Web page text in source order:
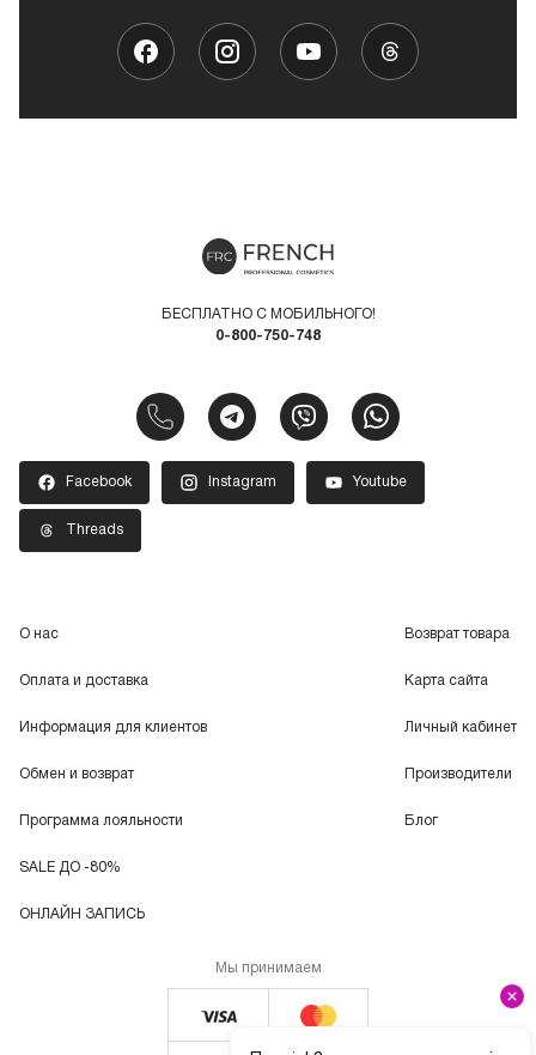
БЕСПЛАТНО С МОБИЛЬНОГО!
0-800-750-748
Facebook Instagram Youtube
Threads
О нас
Оплата и доставка
Информация для клиентов
Обмен и возврат
Программа лояльности
SALE ДО -80%
ОНЛАЙН ЗАПИСЬ
Возврат товара
Карта сайта
Личный кабинет
Производители
Блог
Мы принимаем